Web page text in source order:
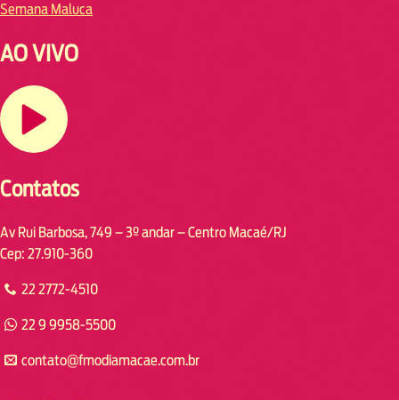
Semana Maluca
AO VIVO
Contatos
Av Rui Barbosa, 749 – 3º andar – Centro Macaé/RJ
Cep: 27.910-360
22 2772-4510
22 9 9958-5500
contato@fmodiamacae.com.br